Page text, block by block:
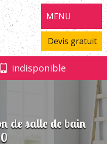
MENU
Devis gratuit
indisponible
de salle de bain